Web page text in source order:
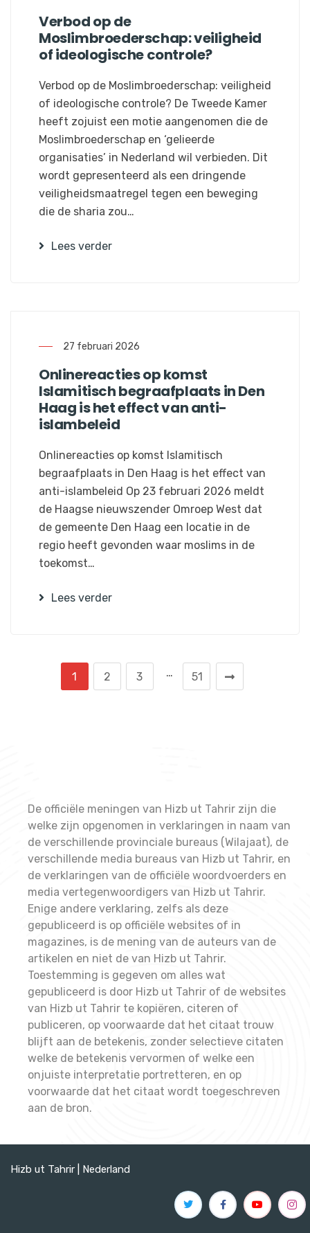
Verbod op de
Moslimbroederschap: veiligheid
of ideologische controle?
Verbod op de Moslimbroederschap: veiligheid
of ideologische controle? De Tweede Kamer
heeft zojuist een motie aangenomen die de
Moslimbroederschap en ‘gelieerde
organisaties’ in Nederland wil verbieden. Dit
wordt gepresenteerd als een dringende
veiligheidsmaatregel tegen een beweging
die de sharia zou…
Lees verder
27 februari 2026
Onlinereacties op komst
Islamitisch begraafplaats in Den
Haag is het effect van anti-
islambeleid
Onlinereacties op komst Islamitisch
begraafplaats in Den Haag is het effect van
anti-islambeleid Op 23 februari 2026 meldt
de Haagse nieuwszender Omroep West dat
de gemeente Den Haag een locatie in de
regio heeft gevonden waar moslims in de
toekomst…
Lees verder
1 2 3 … 51
De officiële meningen van Hizb ut Tahrir zijn die
welke zijn opgenomen in verklaringen in naam van
de verschillende provinciale bureaus (Wilajaat), de
verschillende media bureaus van Hizb ut Tahrir, en
de verklaringen van de officiële woordvoerders en
media vertegenwoordigers van Hizb ut Tahrir.
Enige andere verklaring, zelfs als deze
gepubliceerd is op officiële websites of in
magazines, is de mening van de auteurs van de
artikelen en niet de van Hizb ut Tahrir.
Toestemming is gegeven om alles wat
gepubliceerd is door Hizb ut Tahrir of de websites
van Hizb ut Tahrir te kopiëren, citeren of
publiceren, op voorwaarde dat het citaat trouw
blijft aan de betekenis, zonder selectieve citaten
welke de betekenis vervormen of welke een
onjuiste interpretatie portretteren, en op
voorwaarde dat het citaat wordt toegeschreven
aan de bron.
Hizb ut Tahrir | Nederland